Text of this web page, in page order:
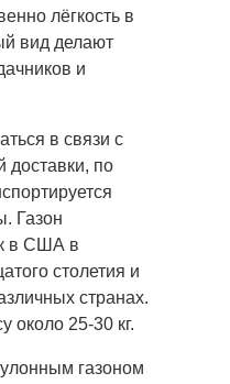
лёгкость в
вид делают
и
в связи с
доставки, по
Газон
в США в
столетия и
странах.
около 25-30 кг.
газоном